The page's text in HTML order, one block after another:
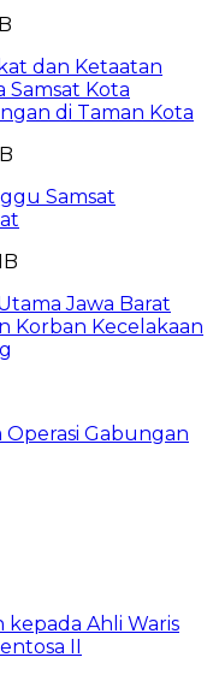
dan Ketaatan
Samsat Kota
di Taman Kota
Samsat
Jawa Barat
Korban Kecelakaan
Operasi Gabungan
kepada Ahli Waris
II